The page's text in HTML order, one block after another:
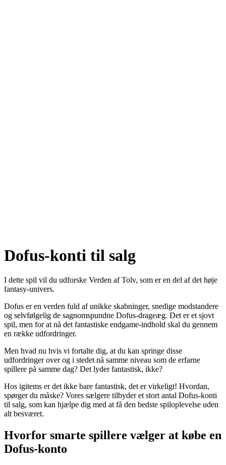
Dofus-konti til salg
I dette spil vil du udforske Verden af Tolv, som er en del af det høje
fantasy-univers.
Dofus er en verden fuld af unikke skabninger, snedige modstandere
og selvfølgelig de sagnomspundne Dofus-drageæg. Det er et sjovt
spil, men for at nå det fantastiske endgame-indhold skal du gennem
en række udfordringer.
Men hvad nu hvis vi fortalte dig, at du kan springe disse
udfordringer over og i stedet nå samme niveau som de erfarne
spillere på samme dag? Det lyder fantastisk, ikke?
Hos igitems er det ikke bare fantastisk, det er virkeligt! Hvordan,
spørger du måske? Vores sælgere tilbyder et stort antal Dofus-konti
til salg, som kan hjælpe dig med at få den bedste spiloplevelse uden
alt besværet.
Hvorfor smarte spillere vælger at købe en
Dofus-konto